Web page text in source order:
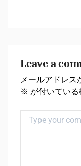
Leave a
メールアドレス
※ が付いてい
Comment